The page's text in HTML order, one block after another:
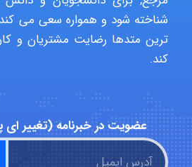
شناخته شود و همواره سعی می کند
ترین متدها رضایت مشتریان و
کند.
عضویت در خبرنامه (تغییر